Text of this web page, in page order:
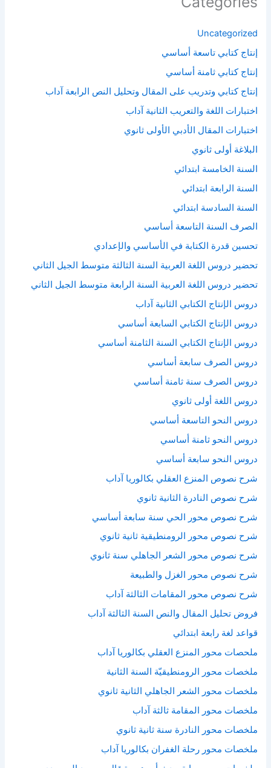
Uncategorized
إنتاج كتابي تاسعة أساسي
إنتاج كتابي ثامنة أساسي
إنتاج كتابي وتدريب على المقال وتحليل النص الرابعة آداب
اختبارات اللغة والتعريب الثانية آداب
اختبارات المقال الأدبي الأولى ثانوي
البلاغة أولى ثانوي
السنة الخامسة ابتدائي
السنة الرابعة ابتدائي
السنة السادسة ابتدائي
الصرف السنة التاسعة أساسي
تحسين قدرة الكتابة في الأساسي والإعدادي
تحضير دروس اللغة العربية السنة الثالثة متوسط الجيل الثاني
تحضير دروس اللغة العربية السنة الرابعة متوسط الجيل الثاني
دروس الإنتاج الكتابي الثانية آداب
دروس الإنتاج الكتابي السابعة أساسي
دروس الإنتاج الكتابي السنة الثامنة أساسي
دروس الصرف سابعة أساسي
دروس الصرف سنة ثامنة أساسي
دروس اللغة أولى ثانوي
دروس النحو التاسعة أساسي
دروس النحو ثامنة أساسي
دروس النحو سابعة أساسي
شرح نصوص المنزع العقلي بكالوريا آداب
شرح نصوص النادرة الثانية ثانوي
شرح نصوص محور الحي سنة سابعة أساسي
شرح نصوص محور الرومنطيقية ثانية ثانوي
شرح نصوص محور الشعر الجاهلي سنة ثانوي
شرح نصوص محور الغزل والطبيعة
شرح نصوص محور المقامات الثالثة آداب
فروض تحليل المقال والنص السنة الثالثة آداب
قواعد لغة رابعة ابتدائي
ملحصات محور المنزع العقلي بكالوريا آداب
ملخصات محور الرومنطيقيّة السنة الثانية
ملخصات محور الشعر الجاهلي الثانية ثانوي
ملخصات محور المقامة ثالثة آداب
ملخصات محور النادرة سنة ثانية ثانوي
ملخصات محور رحلة الغفران بكالوريا آداب